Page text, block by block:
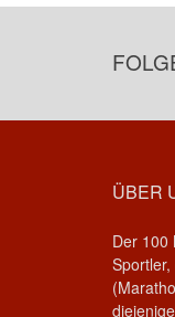
ÜBER
Der 100